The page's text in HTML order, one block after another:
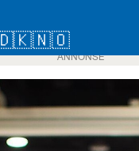
🇳🇴
ANNONSE